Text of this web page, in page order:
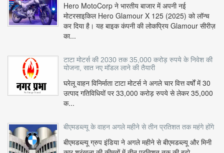
Hero MotoCorp ने भारतीय बाजार में अपनी नई
मोटरसाइकिल Hero Glamour X 125 (2025) को लॉन्च
कर दिया है। यह बाइक कंपनी की लोकप्रिय Glamour सीरीज़
का...
टाटा मोटर्स की 2030 तक 35,000 करोड़ रुपये के निवेश की
योजना, सात नए मॉडल लाने की तैयारी
घरेलू वाहन विनिर्माता टाटा मोटर्स ने अगले चार वित्त वर्षों में 30
उत्पाद गतिविधियों पर 33,000 करोड़ रुपये से लेकर 35,000
क...
बीएमडब्ल्यू के वाहन अगले महीने से तीन प्रतिशत तक महंगे होंगे
बीएमडब्ल्यू ग्रुप इंडिया ने अगले महीने से बीएमडब्ल्यू और मिनी